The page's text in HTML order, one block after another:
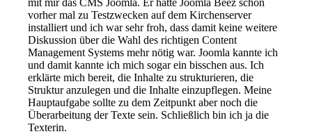
vorher mal zu Testzwecken auf dem Kirchenserver
installiert und ich war sehr froh, dass damit keine weitere
Diskussion über die Wahl des richtigen Content
Management Systems mehr nötig war. Joomla kannte ich
und damit kannte ich mich sogar ein bisschen aus. Ich
erklärte mich bereit, die Inhalte zu strukturieren, die
Struktur anzulegen und die Inhalte einzupflegen. Meine
Hauptaufgabe sollte zu dem Zeitpunkt aber noch die
Überarbeitung der Texte sein. Schließlich bin ich ja die
Texterin.